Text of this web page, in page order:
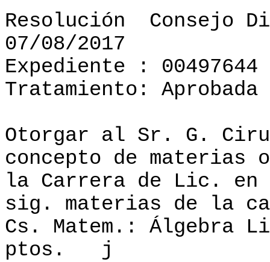
Resolución
Consejo
07/08/2017
Expediente : 00497644
Tratamiento: Aprobada
Otorgar al Sr. G.
concepto de materias
la Carrera de Lic. en
sig. materias de la
Cs. Matem.: Álgebra
ptos.
j